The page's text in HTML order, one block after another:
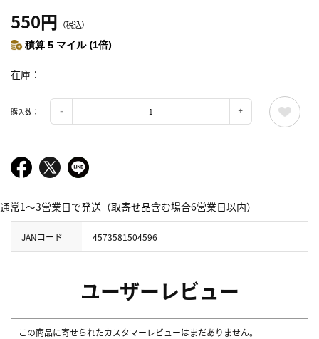
550円 （税込）
積算 5 マイル (1倍)
在庫
購入数：
通常1～3営業日で発送（取寄せ品含む場合6営業日以内）
JANコード 4573581504596
ユーザーレビュー
この商品に寄せられたカスタマーレビューはまだありません。